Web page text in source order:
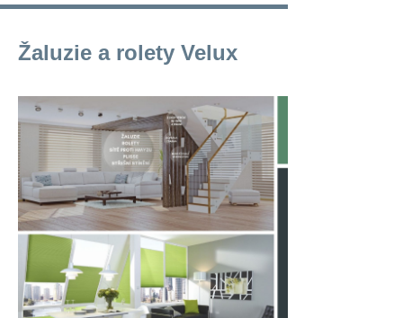
Žaluzie a rolety Velux